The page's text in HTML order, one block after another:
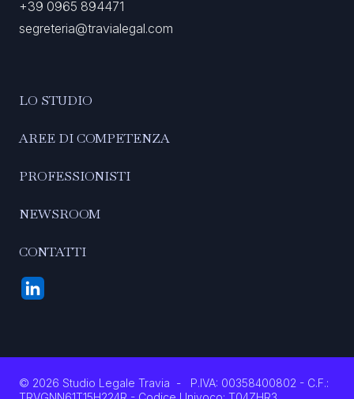
+39 0965 894471
segreteria@travialegal.com
LO STUDIO
AREE DI COMPETENZA
PROFESSIONISTI
NEWSROOM
CONTATTI
© 2026 Studio Legale Travia -
P.IVA: 00358400802 - C.F.: